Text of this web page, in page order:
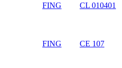
FING CL 010401
FING CE 107